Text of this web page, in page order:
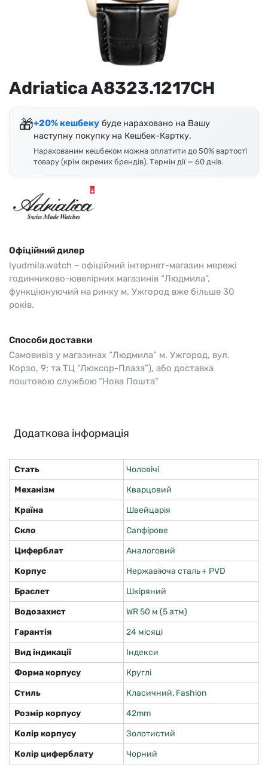
Adriatica A8323.1217CH
🎁+20% кешбекубуде нараховано на Вашу
наступну покупку на Кешбек-Картку.
Нарахованим кешбеком можна оплатити до 50% вартості
товару (крім окремих брендів). Термін дії — 60 днів.
Офіційний дилер
lyudmila.watch – офіційний інтернет-магазин мережі
годинниково-ювелірних магазинів “Людмила”,
функціюнуючий на ринку м. Ужгород вже більше 30
років.
Способи доставки
Самовивіз у магазинах “Людмила” м. Ужгород, вул.
Корзо, 9; та ТЦ “Люксор-Плаза”), або доставка
поштовою службою “Нова Пошта”
Додаткова інформація
Стать
Чоловічі
Механізм
Кварцовий
Країна
Швейцарія
Скло
Сапфірове
Циферблат
Аналоговий
Корпус
Нержавіюча сталь + PVD
Браслет
Шкіряний
Водозахист
WR 50 м (5 атм)
Гарантія
24 місяці
Вид індикації
Індекси
Форма корпусу
Круглі
Стиль
Класичний, Fashion
Розмір корпусу
42mm
Колір корпусу
Золотистий
Колір циферблату
Чорний